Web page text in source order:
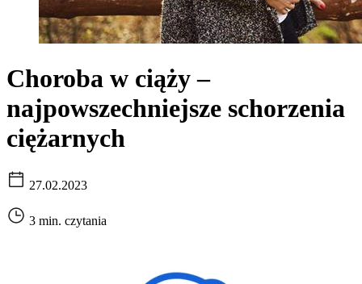
Choroba w ciąży –
najpowszechniejsze schorzenia
ciężarnych
27.02.2023
3 min. czytania